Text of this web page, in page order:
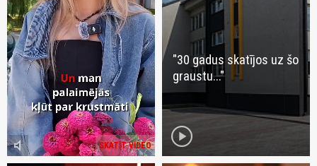
SKATĪT VIDEO
volume_mute
"30 gadus skatījos uz šo
graustu..."
play_circle